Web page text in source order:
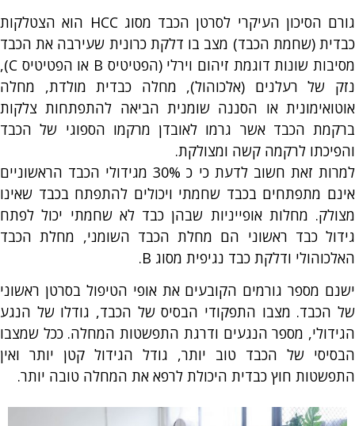
גורם הסיכון העיקרי לסרטן הכבד מסוג HCC הוא הצטלקות
כבדית (שחמת הכבד) מצב בו דלקת כרונית שעירבה את הכבד
מסיבות שונות דוגמת זיהום וירלי (הפטיטיס B או הפטיטיס C),
נזק של רעלנים (אלכוהול), מחלה כבדית מולדת, מחלה
אוטואימונית או הסננה שומנית הביאה להתפתחות צלקות
ברקמת הכבד אשר גרמו לאובדן מרקמו הספוגי של הכבד
והפיכתו לרקמה קשה ומצולקת.
למרות זאת חשוב לדעת כי כ 30% מגידולי הכבד הראשוניים
אינם מתפתחים בכבד שחמתי ויכולים להתפתח בכבד שאינו
מצולק. מחלות אופייניות שבהן כבד לא שחמתי יכול לפתח
גידול כבד ראשוני הם מחלת הכבד השומני, מחלת הכבד
האלכוהולי ודלקת כבד נגיפית מסוג B.
ישנם מספר גורמים הקובעים את אופי הטיפול בסרטן ראשוני
של הכבד. מצבו התפקודי הבסיס של הכבד, גודלו של הנגע
הגידולי, מספר הנגעים ודרגת התפשטות המחלה. ככל שמצבו
הבסיסי של הכבד טוב יותר, גודל הגידול קטן יותר ואין
התפשטות חוץ כבדית היכולת לרפא את המחלה טובה יותר.